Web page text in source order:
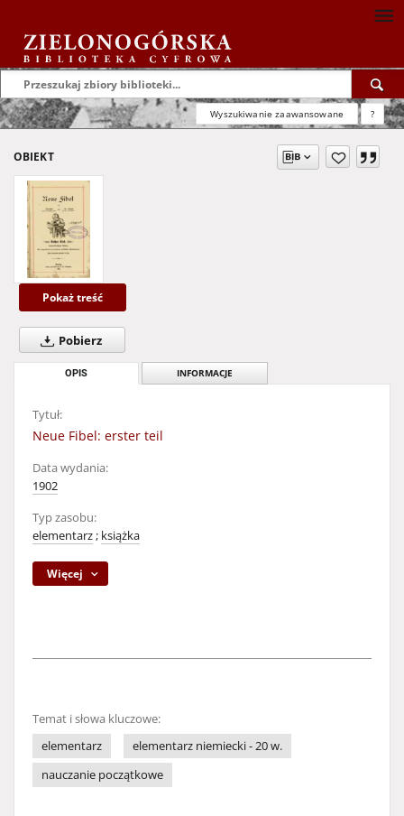
Wyszukiwanie zaawansowane ?
OBIEKT
Pokaż treść
Pobierz
OPIS INFORMACJE
Tytuł:
Neue Fibel: erster teil
Data wydania:
1902
Typ zasobu:
elementarz; książka
Więcej
Temat i słowa kluczowe:
elementarz
elementarz niemiecki - 20 w.
nauczanie początkowe